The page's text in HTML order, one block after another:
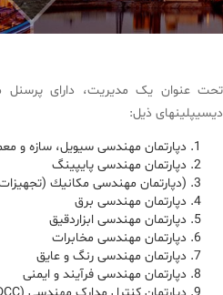
تحت عنوان یک مدیریت، دارای
دیسیپلینهای ذیل:
دپارتمان مهندسی سيويل، سازه و
دپارتمان مهندسی پایپینگ
(دپارتمان مهندسی مكانيك
دپارتمان مهندسی برق
دپارتمان مهندسی ابزاردقیق
دپارتمان مهندسی مخابرات
دپارتمان مهندسی رنگ و عایق
دپارتمان مهندسی فرآیند و ایمنی